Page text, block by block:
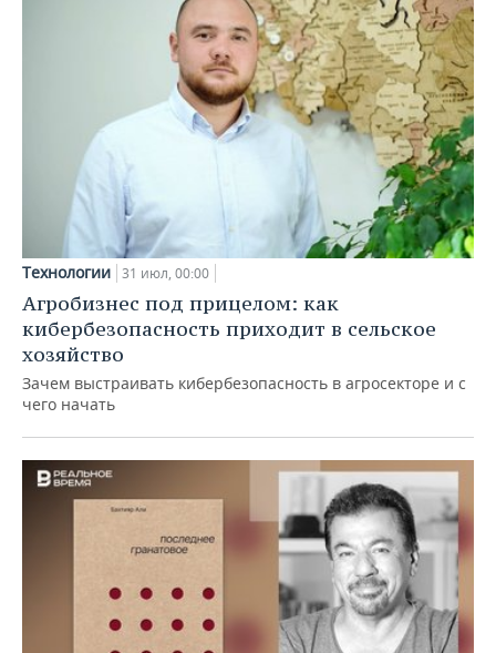
Технологии 31 июл, 00:00
Агробизнес под прицелом: как
кибербезопасность приходит в сельское
хозяйство
Зачем выстраивать кибербезопасность в агросекторе и с
чего начать